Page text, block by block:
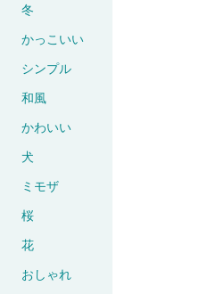
冬
かっこいい
シンプル
和風
かわいい
犬
ミモザ
桜
花
おしゃれ